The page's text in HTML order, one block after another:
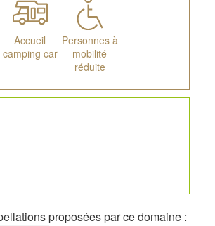
Accueil
camping car
Personnes à
mobilité
réduite
proposées par ce domaine :